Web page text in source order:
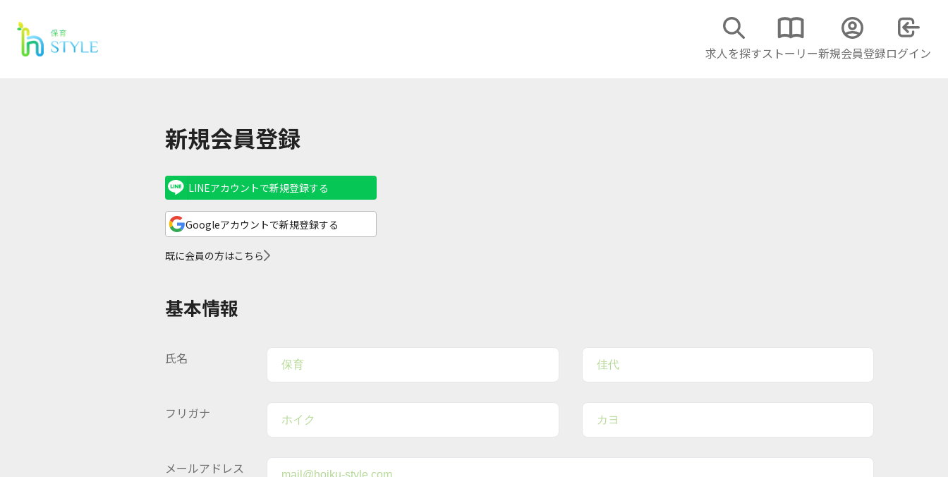
求人を探すストーリー新規会員登録ログイン
新規会員登録
LINEアカウントで新規登録する
Googleアカウントで新規登録する
既に会員の方はこちら
基本情報
氏名
フリガナ
メールアドレス